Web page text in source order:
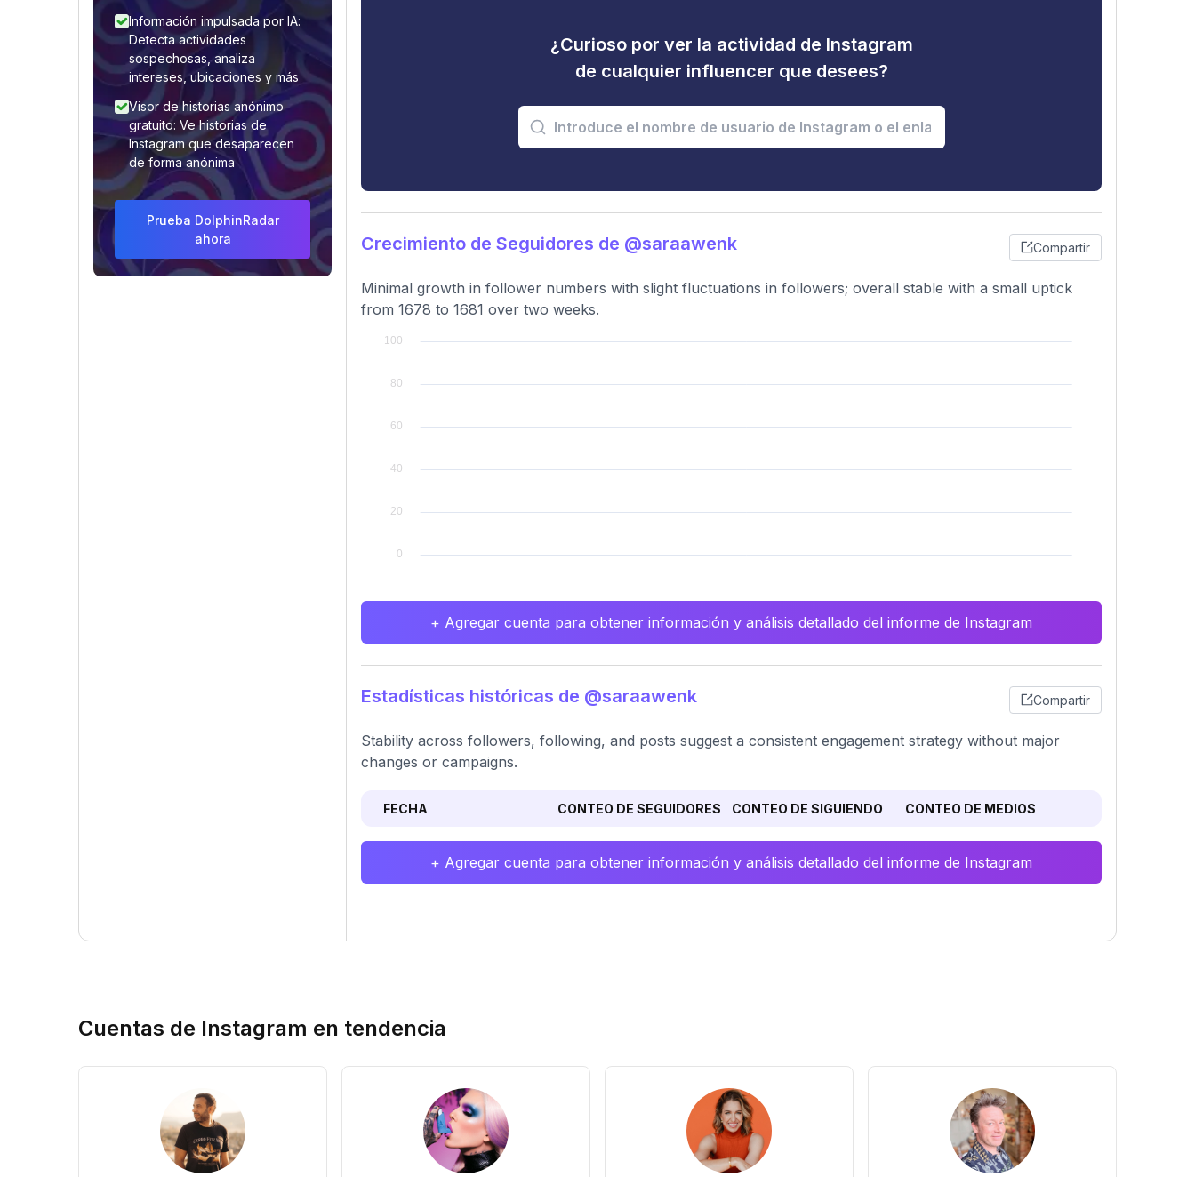
Información impulsada por IA:
Detecta actividades
sospechosas, analiza
intereses, ubicaciones y más
Visor de historias anónimo
gratuito: Ve historias de
Instagram que desaparecen
de forma anónima
Prueba DolphinRadar
ahora
¿Curioso por ver la actividad de Instagram
de cualquier influencer que desees?
Crecimiento de Seguidores de @saraawenk Compartir
Minimal growth in follower numbers with slight fluctuations in followers; overall stable with a small uptick
from 1678 to 1681 over two weeks.
+ Agregar cuenta para obtener información y análisis detallado del informe de Instagram
Estadísticas históricas de @saraawenk Compartir
Stability across followers, following, and posts suggest a consistent engagement strategy without major
changes or campaigns.
FECHA CONTEO DE SEGUIDORES CONTEO DE SIGUIENDO CONTEO DE MEDIOS
+ Agregar cuenta para obtener información y análisis detallado del informe de Instagram
Cuentas de Instagram en tendencia